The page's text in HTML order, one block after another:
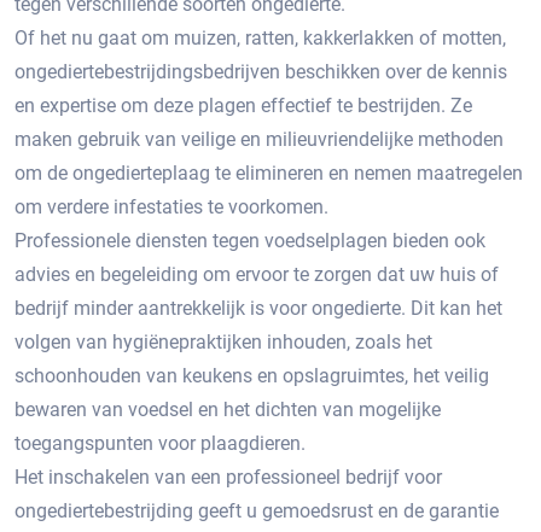
Of het nu gaat om muizen, ratten, kakkerlakken of motten,
ongediertebestrijdingsbedrijven beschikken over de kennis
en expertise om deze plagen effectief te bestrijden.​ Ze
maken gebruik van veilige en milieuvriendelijke methoden
om de ongedierteplaag te elimineren en nemen maatregelen
om verdere infestaties te voorkomen.​
Professionele diensten tegen voedselplagen bieden ook
advies en begeleiding om ervoor te zorgen dat uw huis of
bedrijf minder aantrekkelijk is voor ongedierte. Dit kan het
volgen van hygiënepraktijken inhouden, zoals het
schoonhouden van keukens en opslagruimtes, het veilig
bewaren van voedsel en het dichten van mogelijke
toegangspunten voor plaagdieren.
Het inschakelen van een professioneel bedrijf voor
ongediertebestrijding geeft u gemoedsrust en de garantie